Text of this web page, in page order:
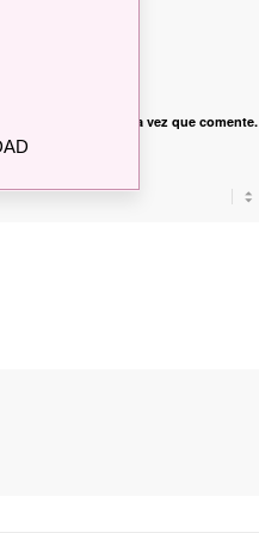
para la próxima vez que comente.